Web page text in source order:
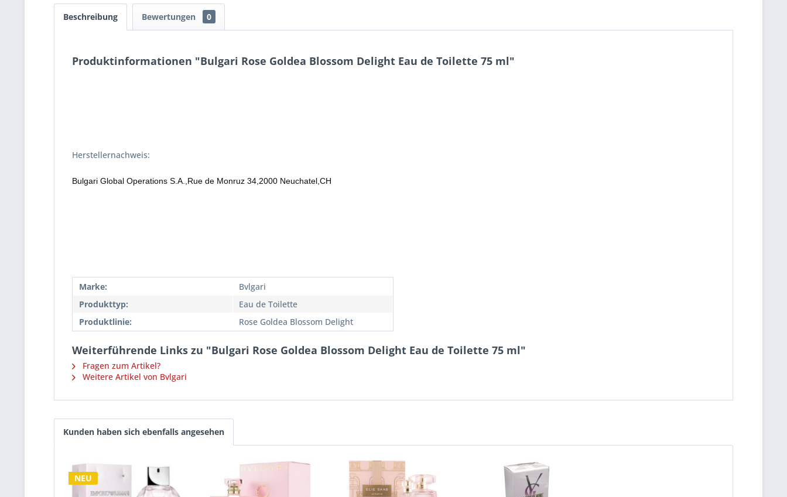
Beschreibung Bewertungen 0
Produktinformationen "Bulgari Rose Goldea Blossom Delight Eau de Toilette 75 ml"
Herstellernachweis:
Bulgari Global Operations S.A.,Rue de Monruz 34,2000 Neuchatel,CH
Marke:
Bvlgari
Produkttyp:
Eau de Toilette
Produktlinie:
Rose Goldea Blossom Delight
Weiterführende Links zu "Bulgari Rose Goldea Blossom Delight Eau de Toilette 75 ml"
Fragen zum Artikel?
Weitere Artikel von Bvlgari
Kunden haben sich ebenfalls angesehen
NEU